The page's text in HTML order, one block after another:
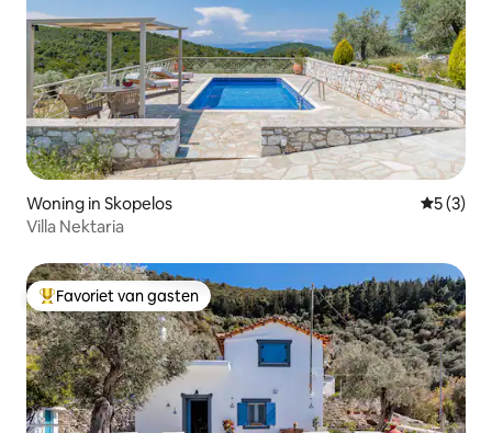
Woning in Skopelos
5 (3)
Villa Nektaria
Topfavoriet van gasten
Favoriet van gasten